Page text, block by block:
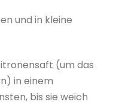
und in kleine
(um das
in einem
bis sie weich